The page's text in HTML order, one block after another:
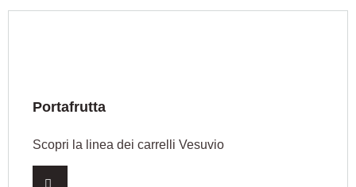
Portafrutta
Scopri la linea dei carrelli Vesuvio